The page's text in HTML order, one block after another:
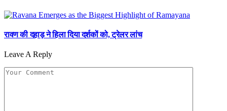
रावण की दहाड़ ने हिला दिया दर्शकों को, ट्रेलर लांच
Leave A Reply